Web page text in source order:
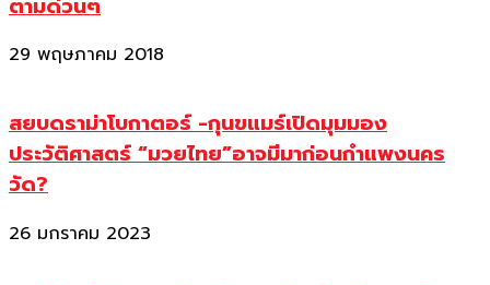
ตามด่วนๆ
29 พฤษภาคม 2018
สยบดราม่าโบกาตอร์ -กุนขแมร์เปิดมุมมอง
ประวัติศาสตร์ “มวยไทย”อาจมีมาก่อนกำแพงนคร
วัด?
26 มกราคม 2023